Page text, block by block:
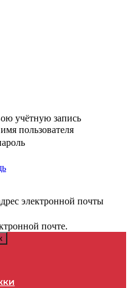
учётную запись
пользователя
электронной почты
почте.